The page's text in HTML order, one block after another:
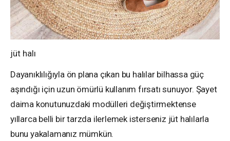
jüt halı
Dayanıklılığıyla ön plana çıkan bu halılar bilhassa güç
aşındığı için uzun ömürlü kullanım fırsatı sunuyor. Şayet
daima konutunuzdaki modülleri değiştirmektense
yıllarca belli bir tarzda ilerlemek isterseniz jüt halılarla
bunu yakalamanız mümkün.